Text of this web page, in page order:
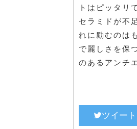
トはピッタリ
セラミドが不
れに励むのは
で麗しさを保
のあるアンチ